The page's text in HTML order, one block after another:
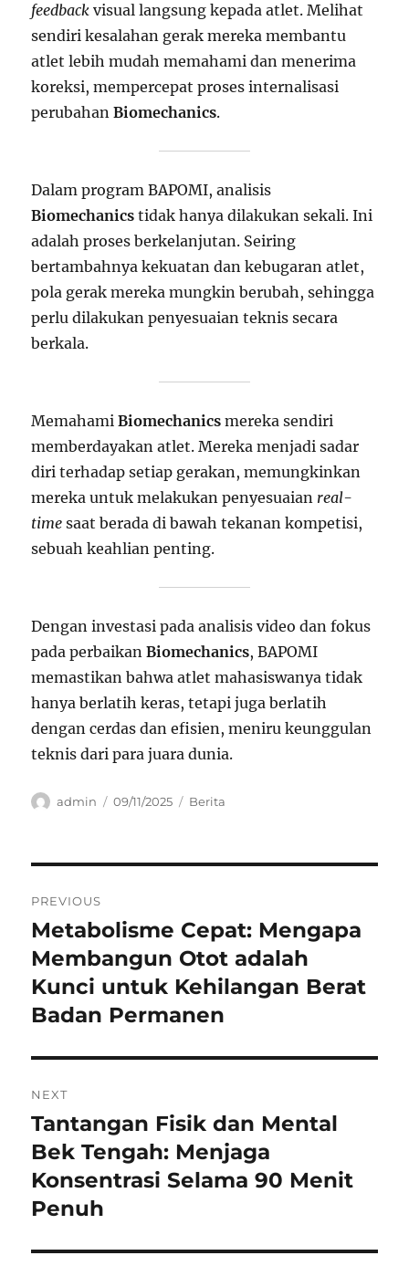
feedback visual langsung kepada atlet. Melihat
sendiri kesalahan gerak mereka membantu
atlet lebih mudah memahami dan menerima
koreksi, mempercepat proses internalisasi
perubahanBiomechanics.
Dalam program BAPOMI, analisis
Biomechanicstidak hanya dilakukan sekali. Ini
adalah proses berkelanjutan. Seiring
bertambahnya kekuatan dan kebugaran atlet,
pola gerak mereka mungkin berubah, sehingga
perlu dilakukan penyesuaian teknis secara
berkala.
MemahamiBiomechanicsmereka sendiri
memberdayakan atlet. Mereka menjadi sadar
diri terhadap setiap gerakan, memungkinkan
mereka untuk melakukan penyesuaian real-
time saat berada di bawah tekanan kompetisi,
sebuah keahlian penting.
Dengan investasi pada analisis video dan fokus
pada perbaikanBiomechanics, BAPOMI
memastikan bahwa atlet mahasiswanya tidak
hanya berlatih keras, tetapi juga berlatih
dengan cerdas dan efisien, meniru keunggulan
teknis dari para juara dunia.
Author
admin
Posted
09/11/2025 Categories
Berita
pos
PREVIOUS
Previous
post:
Metabolisme Cepat: Mengapa
Membangun Otot adalah
Kunci untuk Kehilangan Berat
Badan Permanen
NEXT
Next
post:
Tantangan Fisik dan Mental
Bek Tengah: Menjaga
Konsentrasi Selama 90 Menit
Penuh